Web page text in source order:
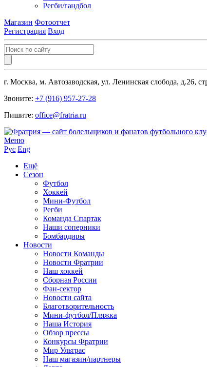
Регби/гандбол
Магазин Фотоотчет
Регистрация Вход
г. Москва, м. Автозаводская, ул. Ленинская слобода, д.26,
Звоните: +7 (916) 957-27-28
Пишите: office@fratria.ru
Меню
Рус Eng
Ещё
Сезон
Футбол
Хоккей
Мини-Футбол
Регби
Команда Спартак
Наши соперники
Бомбардиры
Новости
Новости Команды
Новости Фратрии
Наш хоккей
Сборная России
Фан-cектор
Новости сайта
Благотворительность
Мини-футбол/Пляжка
Наша История
Обзор прессы
Конкурсы Фратрии
Мир Ультрас
Наш магазин/партнеры